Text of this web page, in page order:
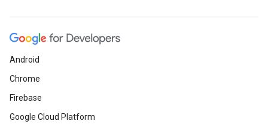
Android
Chrome
Firebase
Google Cloud Platform